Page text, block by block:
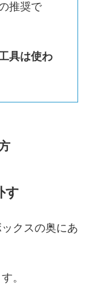
推奨で
具は使わ
す
クスの奥にあ
。